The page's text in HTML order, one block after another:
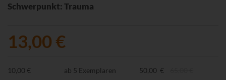
Schwerpunkt: Trauma
13,00 €
10,00 € ab 5 Exemplaren 50,00 €